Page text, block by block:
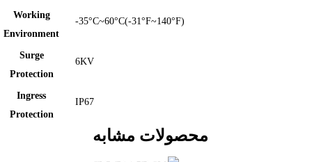
Working
Environment
-35°C~60°C(-31°F~140°F)
Surge
Protection
6KV
Ingress
Protection
IP67
محصولات مشابه